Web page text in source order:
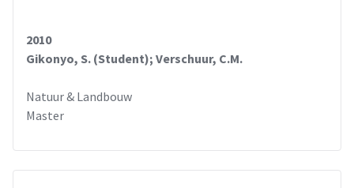
2010
Gikonyo, S. (Student); Verschuur, C.M.
Natuur & Landbouw
Master